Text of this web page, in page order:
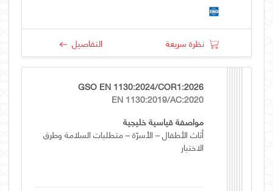
نظرة سريعة التفاصيل
GSO EN 1130:2024/COR1:2026
EN 1130:2019/AC:2020
مواصفة قياسية خليجية
أثاث الأطفال – الأسرّة – متطلبات السلامة وطرق
الاختبار